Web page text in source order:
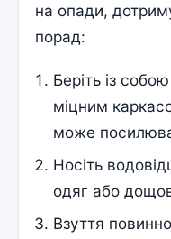
на опади,
порад:
Беріть із
міцним
може
Носіть
одяг або
Взуття